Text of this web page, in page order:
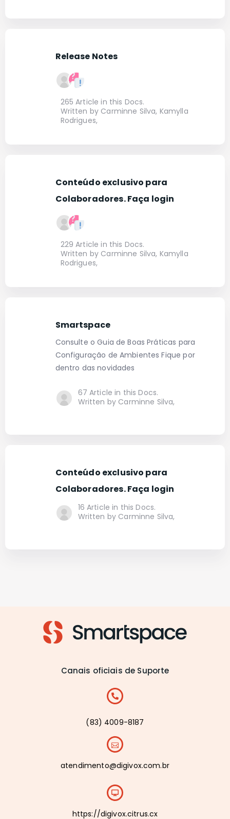
Release Notes
265 Article in this Docs.
Written by Carminne Silva, Kamylla
Rodrigues,
Conteúdo exclusivo para
Colaboradores. Faça login
229 Article in this Docs.
Written by Carminne Silva, Kamylla
Rodrigues,
Smartspace
Consulte o Guia de Boas Práticas para
Configuração de Ambientes Fique por
dentro das novidades
67 Article in this Docs.
Written by Carminne Silva,
Conteúdo exclusivo para
Colaboradores. Faça login
16 Article in this Docs.
Written by Carminne Silva,
Canais oficiais de Suporte
(83) 4009-8187
atendimento@digivox.com.br
https://digivox.citrus.cx